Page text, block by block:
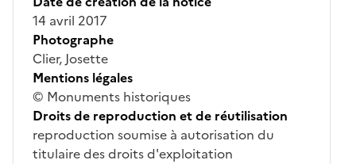
14 avril 2017
Photographe
Clier, Josette
Mentions légales
© Monuments historiques
Droits de reproduction et de réutilisation
reproduction soumise à autorisation du
titulaire des droits d'exploitation